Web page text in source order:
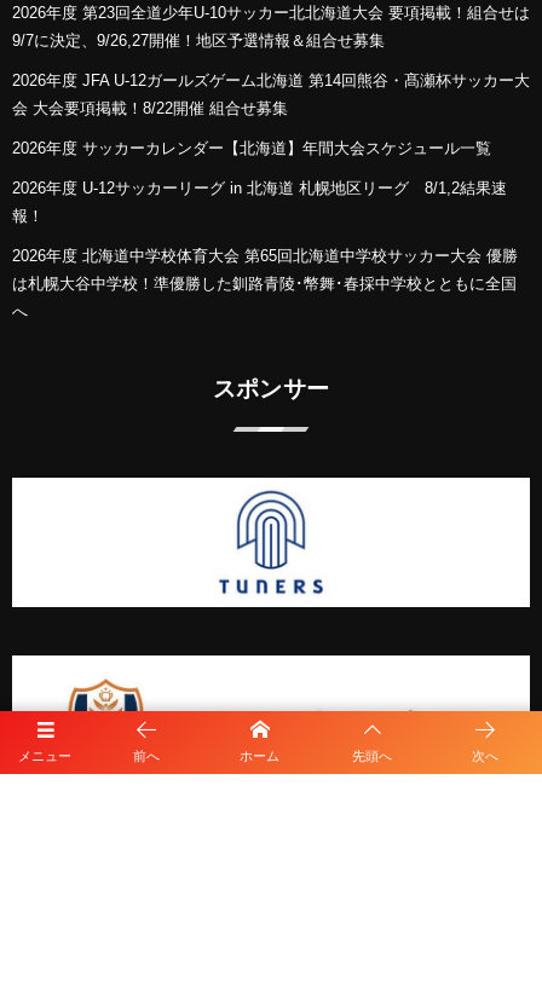
メニュー 前へ ホーム 先頭へ 次へ
2026年度 第23回全道少年U-10サッカー北北海道大会 要項掲載！組合せは
9/7に決定、9/26,27開催！地区予選情報＆組合せ募集
2026年度 JFA U-12ガールズゲーム北海道 第14回熊谷・髙瀬杯サッカー大
会 大会要項掲載！8/22開催 組合せ募集
2026年度 サッカーカレンダー【北海道】年間大会スケジュール一覧
2026年度 U-12サッカーリーグ in 北海道 札幌地区リーグ 8/1,2結果速
報！
2026年度 北海道中学校体育大会 第65回北海道中学校サッカー大会 優勝
は札幌大谷中学校！準優勝した釧路青陵･幣舞･春採中学校とともに全国
へ
スポンサー